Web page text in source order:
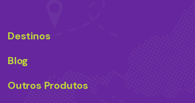
Destinos
Blog
Outros Produtos